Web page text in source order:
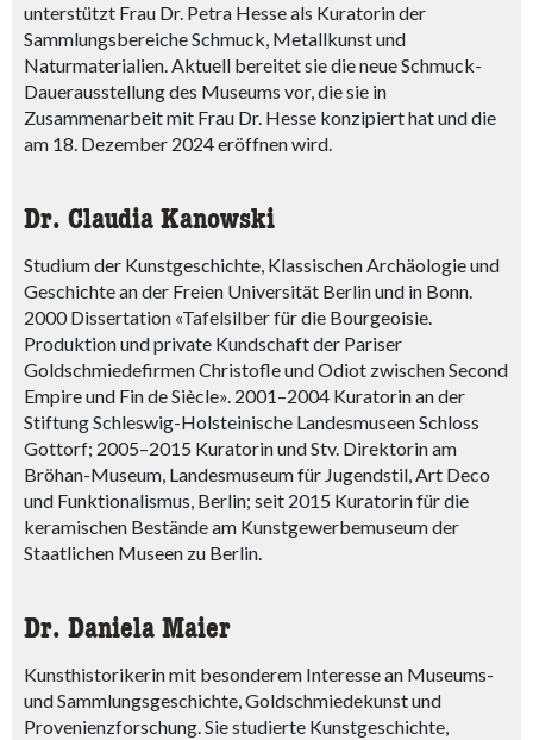
unterstützt Frau Dr. Petra Hesse als Kuratorin der
Sammlungsbereiche Schmuck, Metallkunst und
Naturmaterialien. Aktuell bereitet sie die neue Schmuck-
Dauerausstellung des Museums vor, die sie in
Zusammenarbeit mit Frau Dr. Hesse konzipiert hat und die
am 18. Dezember 2024 eröffnen wird.
Dr. Claudia Kanowski
Studium der Kunstgeschichte, Klassischen Archäologie und
Geschichte an der Freien Universität Berlin und in Bonn.
2000 Dissertation «Tafelsilber für die Bourgeoisie.
Produktion und private Kundschaft der Pariser
Goldschmiedefirmen Christofle und Odiot zwischen Second
Empire und Fin de Siècle». 2001–2004 Kuratorin an der
Stiftung Schleswig-Holsteinische Landesmuseen Schloss
Gottorf; 2005–2015 Kuratorin und Stv. Direktorin am
Bröhan-Museum, Landesmuseum für Jugendstil, Art Deco
und Funktionalismus, Berlin; seit 2015 Kuratorin für die
keramischen Bestände am Kunstgewerbemuseum der
Staatlichen Museen zu Berlin.
Dr. Daniela Maier
Kunsthistorikerin mit besonderem Interesse an Museums-
und Sammlungsgeschichte, Goldschmiedekunst und
Provenienzforschung. Sie studierte Kunstgeschichte,